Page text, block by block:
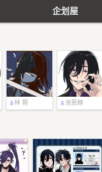
企划屋
林 朔 池恩赫